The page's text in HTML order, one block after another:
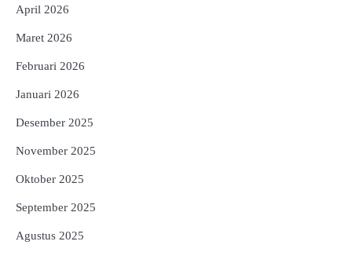
April 2026
Maret 2026
Februari 2026
Januari 2026
Desember 2025
November 2025
Oktober 2025
September 2025
Agustus 2025